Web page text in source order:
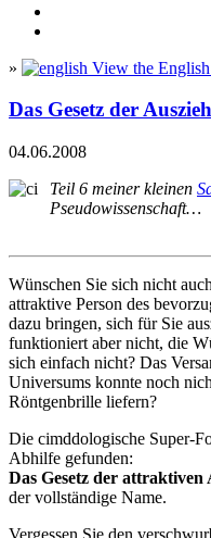
» View the
Das Gesetz der
04.06.2008
Teil 6 meiner kleinen
Pseudowissenschaft…
Wünschen Sie sich nicht
attraktive Person des
dazu bringen, sich für Sie
funktioniert aber nicht, die
sich einfach nicht? Das
Universums konnte noch
Röntgenbrille liefern?
Die cimddologische Super-
Abhilfe gefunden:
Das Gesetz der attraktiven
der vollständige Name.